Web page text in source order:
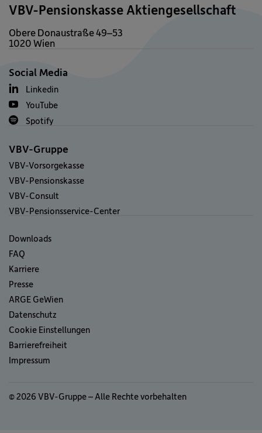
VBV-Pensionskasse Aktiengesellschaft
Obere Donaustraße 49–53
1020 Wien
Social Media
Linkedin
YouTube
Spotify
VBV-Gruppe
VBV-Vorsorgekasse
VBV-Pensionskasse
VBV-Consult
VBV-Pensionsservice-Center
Downloads
FAQ
Karriere
Presse
ARGE GeWien
Datenschutz
Cookie Einstellungen
Barrierefreiheit
Impressum
© 2026 VBV-Gruppe – Alle Rechte vorbehalten